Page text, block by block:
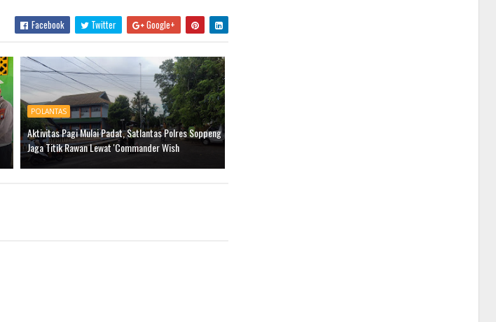
Facebook Twitter Google+
POLANTAS
Aktivitas Pagi Mulai Padat, Satlantas Polres Soppeng
Jaga Titik Rawan Lewat 'Commander Wish